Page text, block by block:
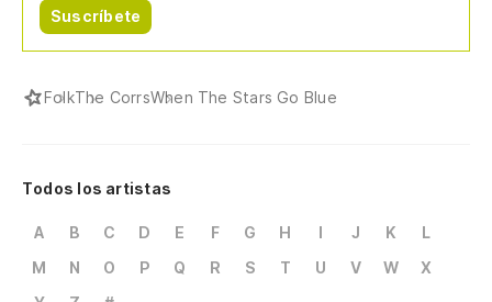
Suscríbete
FolkThe CorrsWhen The Stars Go Blue
Todos los artistas
A B C D E F G H I J K
L
M
N O P Q R S T U V W
X